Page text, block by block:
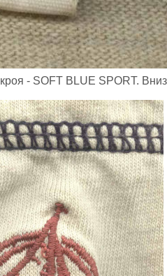
- SOFT BLUE SPORT.